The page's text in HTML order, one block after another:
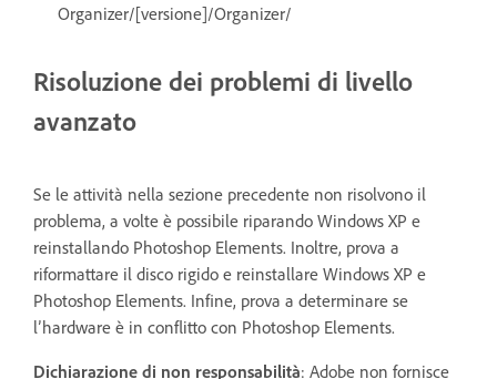
Organizer/[versione]/Organizer/
Risoluzione dei problemi di livello
avanzato
Se le attività nella sezione precedente non risolvono il
problema, a volte è possibile riparando Windows XP e
reinstallando Photoshop Elements. Inoltre, prova a
riformattare il disco rigido e reinstallare Windows XP e
Photoshop Elements. Infine, prova a determinare se
l’hardware è in conflitto con Photoshop Elements.
Dichiarazione di non responsabilità: Adobe non fornisce